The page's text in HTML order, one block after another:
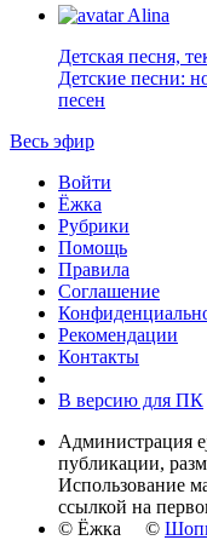
Alina
Детская песня,
Детские песни:
песен
Весь эфир
Войти
Ёжка
Рубрики
Помощь
Правила
Соглашение
Рекомендации
Контакты
В версию для ПК
Администрация
публикации,
Использование
ссылкой на
© Ёжка ©